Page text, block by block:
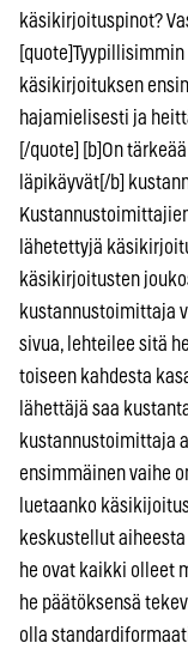
käsikirjoituspinot?
käsikirjoituksen
hajamielisesti ja
[/quote] [b]On
läpikäyvät[/b]
lähetettyjä
käsikirjoitusten
kustannustoimittaja
sivua, lehteilee sitä
toiseen kahdesta
lähettäjä saa
kustannustoimittaja
ensimmäinen vaihe
luetaanko
keskustellut
he ovat kaikki olleet
he päätöksensä
olla